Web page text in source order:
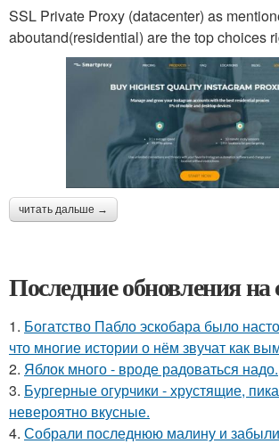
SSL Private Proxy (datacenter) as
aboutand(residential) are the top choices
читать дальше →
Последние обновления на
1. Богатство Пабло эскобара было
что многие истории о нём звучат как
2. Яблок много - вроде радоваться надо.
3. Бургерные огурчики - хрустящие,
невероятно вкусные.
4. Собрали последнюю малину и